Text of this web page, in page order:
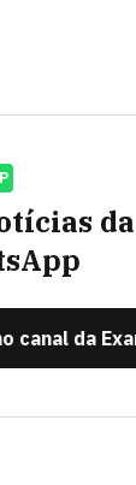
canal da